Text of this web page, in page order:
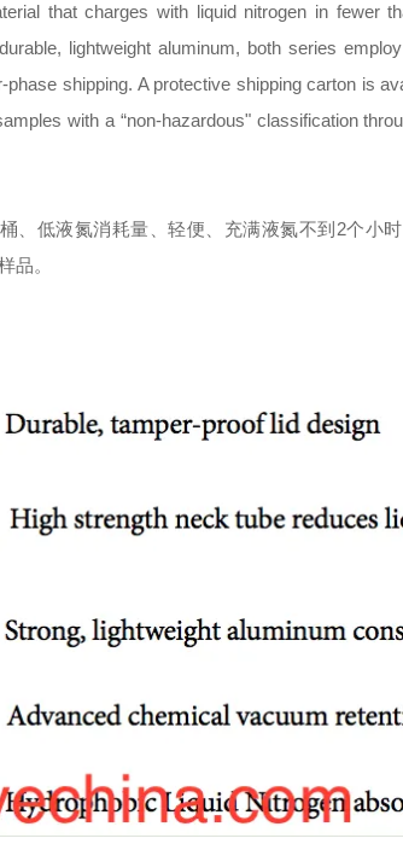
that charges with liquid nitrogen in fewer
lightweight aluminum, both series
shipping. A protective shipping carton is
with a “non-hazardous" classification
、低液氮消耗量、轻便、充满液氮不到2个小
品。